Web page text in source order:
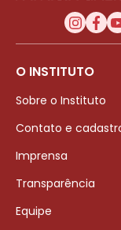
O INSTITUTO
Sobre o Instituto
Contato e
Imprensa
Transparência
Equipe